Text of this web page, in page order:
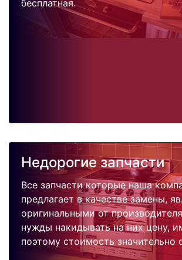
бесплатная.
Недорогие запчасти
Все запчасти которые наша
предлагает в качестве замены,
оригинальными от
нужды накидывать на них цену,
поэтому стоимость значительно